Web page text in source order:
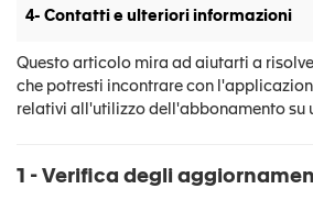
4- Contatti e ulteriori informazioni
Questo articolo mira ad aiutarti a
che potresti incontrare con
relativi all'utilizzo dell'abbonamento su
1 - Verifica degli